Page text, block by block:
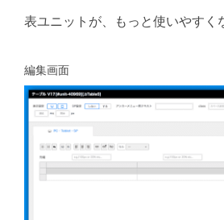
表ユニットが、もっと使いやすく
編集画面